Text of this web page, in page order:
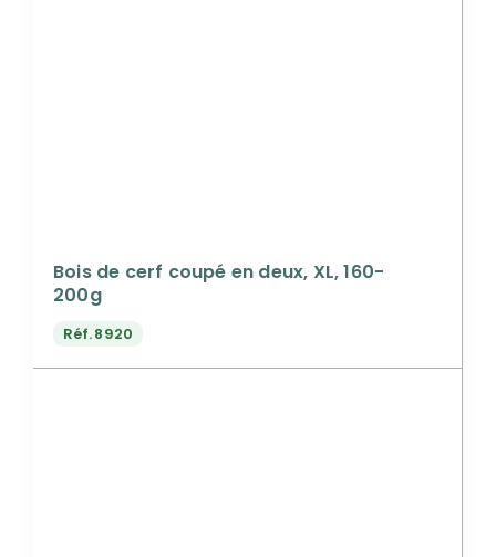
Bois de cerf coupé en deux, XL, 160-
200g
Réf.8920